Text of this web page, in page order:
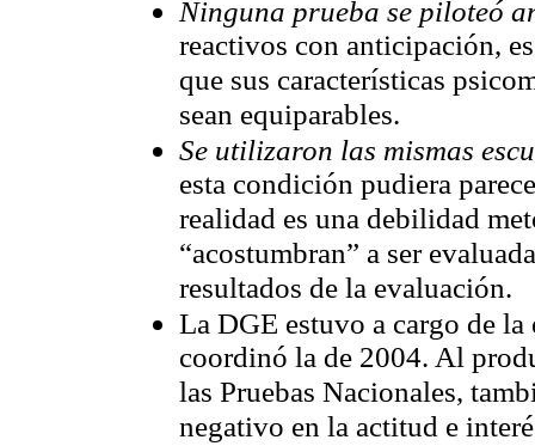
Ninguna prueba se piloteó
reactivos con anticipación,
que sus características
sean equiparables.
Se utilizaron las mismas
esta condición pudiera
realidad es una debilidad
“acostumbran” a ser
resultados de la evaluación.
La DGE estuvo a cargo de
coordinó la de 2004. Al
las Pruebas Nacionales,
negativo en la actitud e